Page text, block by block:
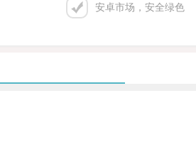
安卓市场，安全绿色